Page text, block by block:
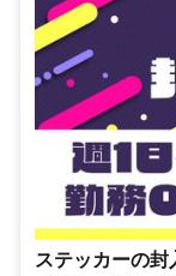
ステッカーの封